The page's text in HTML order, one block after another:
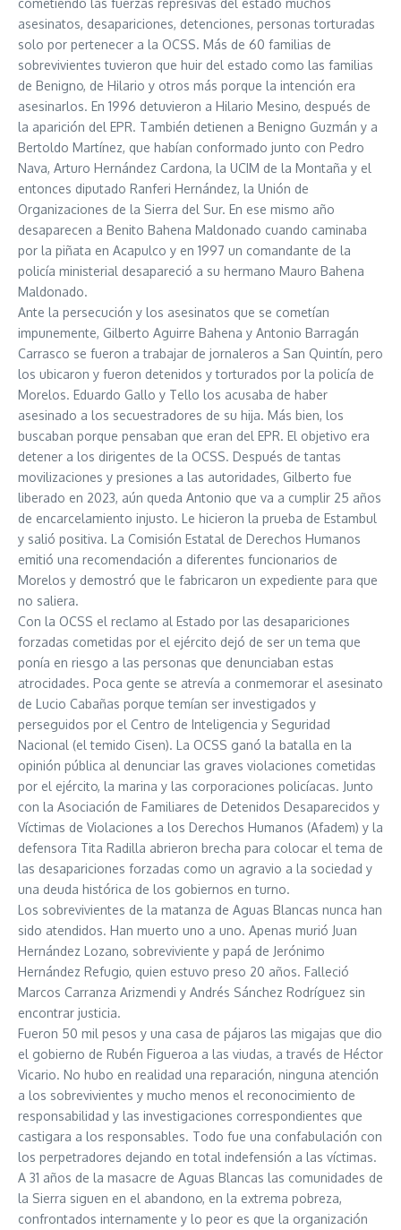
asesinatos, desapariciones, detenciones, personas torturadas
solo por pertenecer a la OCSS. Más de 60 familias de
sobrevivientes tuvieron que huir del estado como las familias
de Benigno, de Hilario y otros más porque la intención era
asesinarlos. En 1996 detuvieron a Hilario Mesino, después de
la aparición del EPR. También detienen a Benigno Guzmán y a
Bertoldo Martínez, que habían conformado junto con Pedro
Nava, Arturo Hernández Cardona, la UCIM de la Montaña y el
entonces diputado Ranferi Hernández, la Unión de
Organizaciones de la Sierra del Sur. En ese mismo año
desaparecen a Benito Bahena Maldonado cuando caminaba
por la piñata en Acapulco y en 1997 un comandante de la
policía ministerial desapareció a su hermano Mauro Bahena
Maldonado.
Ante la persecución y los asesinatos que se cometían
impunemente, Gilberto Aguirre Bahena y Antonio Barragán
Carrasco se fueron a trabajar de jornaleros a San Quintín, pero
los ubicaron y fueron detenidos y torturados por la policía de
Morelos. Eduardo Gallo y Tello los acusaba de haber
asesinado a los secuestradores de su hija. Más bien, los
buscaban porque pensaban que eran del EPR. El objetivo era
detener a los dirigentes de la OCSS. Después de tantas
movilizaciones y presiones a las autoridades, Gilberto fue
liberado en 2023, aún queda Antonio que va a cumplir 25 años
de encarcelamiento injusto. Le hicieron la prueba de Estambul
y salió positiva. La Comisión Estatal de Derechos Humanos
emitió una recomendación a diferentes funcionarios de
Morelos y demostró que le fabricaron un expediente para que
no saliera.
Con la OCSS el reclamo al Estado por las desapariciones
forzadas cometidas por el ejército dejó de ser un tema que
ponía en riesgo a las personas que denunciaban estas
atrocidades. Poca gente se atrevía a conmemorar el asesinato
de Lucio Cabañas porque temían ser investigados y
perseguidos por el Centro de Inteligencia y Seguridad
Nacional (el temido Cisen). La OCSS ganó la batalla en la
opinión pública al denunciar las graves violaciones cometidas
por el ejército, la marina y las corporaciones policíacas. Junto
con la Asociación de Familiares de Detenidos Desaparecidos y
Víctimas de Violaciones a los Derechos Humanos (Afadem) y la
defensora Tita Radilla abrieron brecha para colocar el tema de
las desapariciones forzadas como un agravio a la sociedad y
una deuda histórica de los gobiernos en turno.
Los sobrevivientes de la matanza de Aguas Blancas nunca han
sido atendidos. Han muerto uno a uno. Apenas murió Juan
Hernández Lozano, sobreviviente y papá de Jerónimo
Hernández Refugio, quien estuvo preso 20 años. Falleció
Marcos Carranza Arizmendi y Andrés Sánchez Rodríguez sin
encontrar justicia.
Fueron 50 mil pesos y una casa de pájaros las migajas que dio
el gobierno de Rubén Figueroa a las viudas, a través de Héctor
Vicario. No hubo en realidad una reparación, ninguna atención
a los sobrevivientes y mucho menos el reconocimiento de
responsabilidad y las investigaciones correspondientes que
castigara a los responsables. Todo fue una confabulación con
los perpetradores dejando en total indefensión a las víctimas.
A 31 años de la masacre de Aguas Blancas las comunidades de
la Sierra siguen en el abandono, en la extrema pobreza,
confrontados internamente y lo peor es que la organización